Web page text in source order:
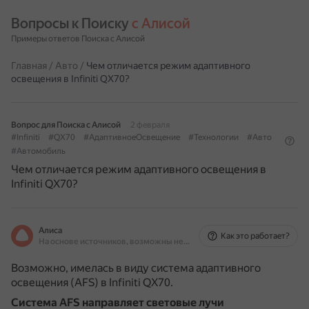
Вопросы к Поиску с Алисой
Примеры ответов Поиска с Алисой
Главная / Авто / Чем отличается режим адаптивного
освещения в Infiniti QX70?
Вопрос для Поиска с Алисой
2 февраля
#Infiniti
#QX70 #АдаптивноеОсвещение #Технологии
#Авто
#Автомобиль
Чем отличается режим адаптивного освещения в
Infiniti QX70?
Алиса
На основе источников, возможны неточности
Как это работает?
Возможно, имелась в виду система адаптивного
освещения (AFS) в Infiniti QX70.
Система AFS направляет световые лучи